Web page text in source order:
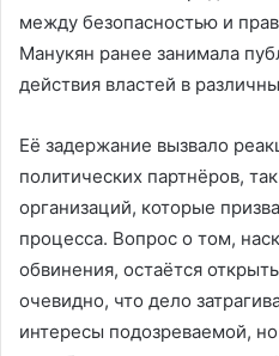
между безопасностью и
Манукян ранее занимала
действия властей в
Её задержание вызвало
политических партнёров,
организаций, которые
процесса. Вопрос о том,
обвинения, остаётся
очевидно, что дело
интересы подозреваемой,